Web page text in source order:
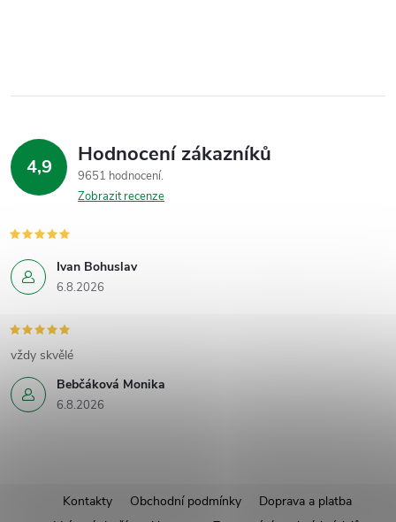
4,9 Hodnocení zákazníků
9651 hodnocení
Zobrazit recenze
Ivan Bohuslav
6.8.2026
Bebčáková Monika
6.8.2026
vždy skvělé
Kontakty Obchodní podmínky
Doprava a platba